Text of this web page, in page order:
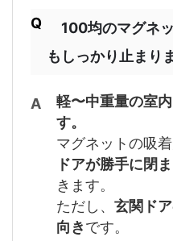
100均のマグネ
もしっかり止まり
軽〜中重量の室
す。
マグネットの吸着
ドアが勝手に閉
きます。
ただし、 玄関ド
向きです。